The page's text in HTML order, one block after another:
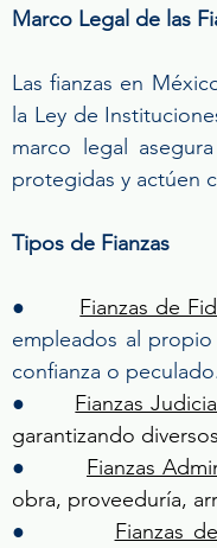
Marco Legal de las
Las fianzas en
la Ley de
marco legal
protegidas y actúen
Tipos de Fianzas
● Fianzas de
empleados al
confianza o peculado.
● Fianzas
garantizando
● Fianzas
obra, proveeduría,
● Fianzas